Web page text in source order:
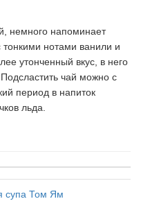
немного напоминает
тонкими нотами ванили и
утонченный вкус, в него
чай можно с
период в напиток
льда.